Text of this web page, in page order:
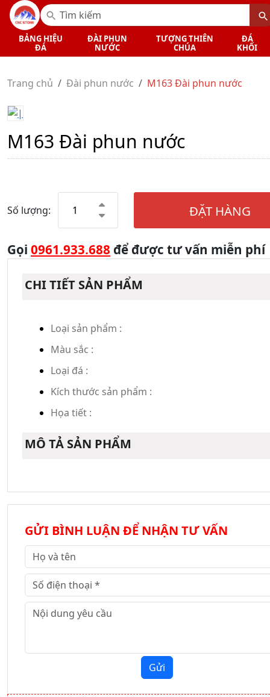
BẢNG HIỆU
ĐÁ
ĐÀI PHUN
NƯỚC
TƯỢNG THIÊN
CHÚA
ĐÁ
KHỐI
Trang chủ Đài phun nước M163 Đài phun nước
M163 Đài phun nước
Số lượng: ĐẶT HÀNG
Gọi 0961.933.688 để được tư vấn miễn phí
CHI TIẾT SẢN PHẨM
Loại sản phẩm :
Màu sắc :
Loại đá :
Kích thước sản phẩm :
Họa tiết :
MÔ TẢ SẢN PHẨM
GỬI BÌNH LUẬN ĐỂ NHẬN TƯ VẤN
Gửi